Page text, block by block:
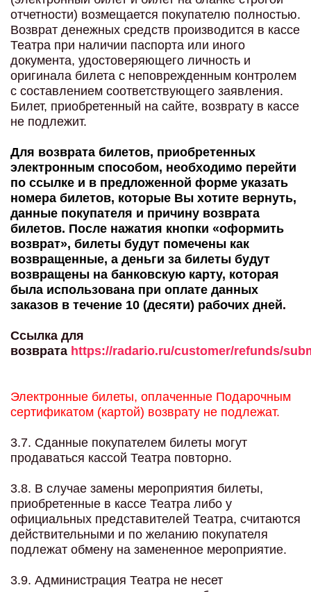
отчетности) возмещается покупателю полностью.
Возврат денежных средств производится в кассе
Театра при наличии паспорта или иного
документа, удостоверяющего личность и
оригинала билета с неповрежденным контролем
с составлением соответствующего заявления.
Билет, приобретенный на сайте, возврату в кассе
не подлежит.
Для возврата билетов, приобретенных
электронным способом, необходимо перейти
по ссылке и в предложенной форме указать
номера билетов, которые Вы хотите вернуть,
данные покупателя и причину возврата
билетов. После нажатия кнопки «оформить
возврат», билеты будут помечены как
возвращенные, а деньги за билеты будут
возвращены на банковскую карту, которая
была использована при оплате данных
заказов в течение 10 (десяти) рабочих дней.
Ссылка для
возврата https://radario.ru/customer/refunds/
Электронные билеты, оплаченные Подарочным
сертификатом (картой) возврату не подлежат.
3.7. Сданные покупателем билеты могут
продаваться кассой Театра повторно.
3.8. В случае замены мероприятия билеты,
приобретенные в кассе Театра либо у
официальных представителей Театра, считаются
действительными и по желанию покупателя
подлежат обмену на замененное мероприятие.
3.9. Администрация Театра не несет